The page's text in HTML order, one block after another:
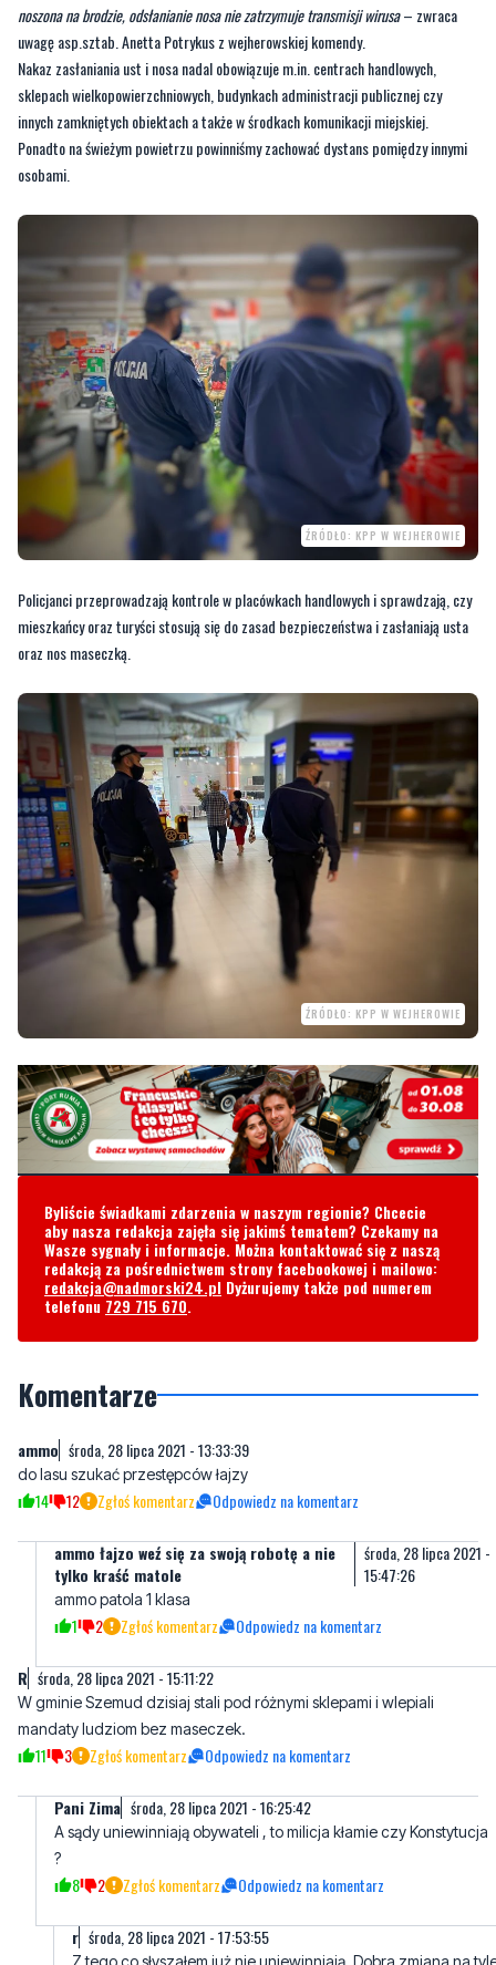
sklepach wielkopowierzchniowych, budynkach administracji publicznej czy
innych zamkniętych obiektach a także w środkach komunikacji miejskiej.
Ponadto na świeżym powietrzu powinniśmy zachować dystans pomiędzy innymi
osobami.
ŹRÓDŁO: KPP W WEJHEROWIE
Policjanci przeprowadzają kontrole w placówkach handlowych i sprawdzają, czy
mieszkańcy oraz turyści stosują się do zasad bezpieczeństwa i zasłaniają usta
ŹRÓDŁO: KPP W WEJHEROWIE
Byliście świadkami zdarzenia w naszym regionie? Chcecie
aby nasza redakcja zajęła się jakimś tematem? Czekamy na
Wasze sygnały i informacje. Można kontaktować się z naszą
redakcja@nadmorski24.plDyżurujemy także pod numerem
telefonu729 715 670.
Komentarze
do lasu szukać przestępców łajzy
ammo łajzo weź się za swoją robotę a nie
tylko kraść matole
1 2 Zgłoś komentarz Odpowiedz na komentarz
środa, 28 lipca 2021 - 15:11:22
W gminie Szemud dzisiaj stali pod różnymi sklepami i wlepiali
11 3 Zgłoś komentarz Odpowiedz na komentarz
Pani Zima środa, 28 lipca 2021 - 16:25:42
A sądy uniewinniają obywateli , to milicja kłamie czy Konstytucja
8 2 Zgłoś komentarz Odpowiedz na komentarz
Z tego co słyszałem już nie uniewinniają. Dobra zmiana na
8 1 Zgłoś komentarz Odpowiedz na komentarz